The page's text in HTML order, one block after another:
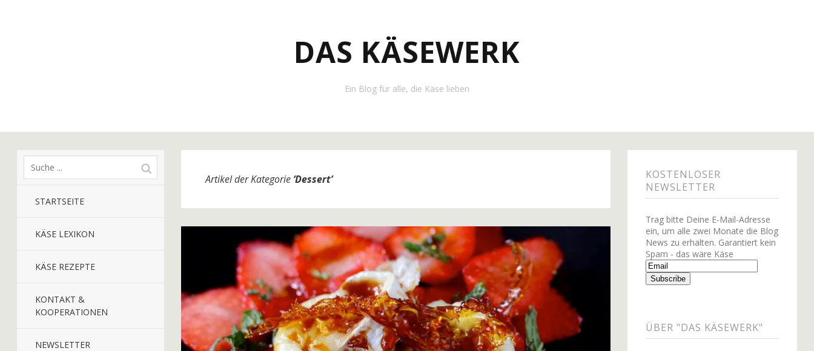
DAS KÄSEWERK
Ein Blog für alle, die Käse lieben
STARTSEITE
KÄSE LEXIKON
KÄSE REZEPTE
KONTAKT &
KOOPERATIONEN
NEWSLETTER
Artikel der Kategorie ‘Dessert’
KOSTENLOSER
NEWSLETTER
Trag bitte Deine E-Mail-Adresse
ein, um alle zwei Monate die Blog
News zu erhalten. Garantiert kein
Spam - das wäre Käse
ÜBER "DAS KÄSEWERK"